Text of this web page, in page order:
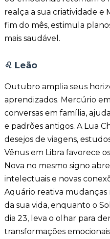
realça a sua criatividade e
fim do mês, estimula
mais saudável.
♌ Leão
Outubro amplia seus
aprendizados. Mercúrio
conversas em família,
e padrões antigos. A Lua
desejos de viagens,
Vênus em Libra favorece
Nova no mesmo signo
intelectuais e novas
Aquário reativa mudanças
da sua vida, enquanto o
dia 23, leva o olhar para
transformações